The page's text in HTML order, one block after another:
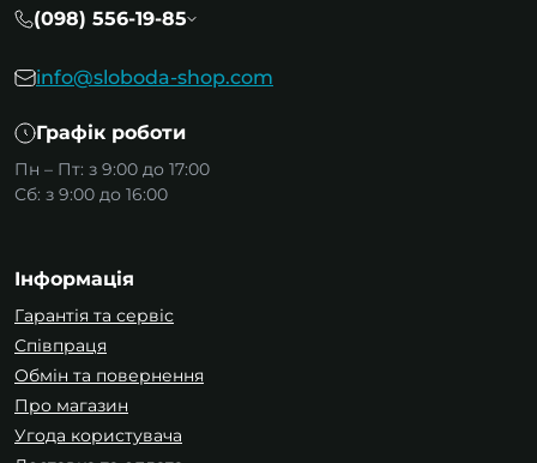
(098) 556-19-85
info@sloboda-shop.com
Графік роботи
Пн – Пт: з 9:00 до 17:00
Сб: з 9:00 до 16:00
Інформація
Гарантія та сервіс
Співпраця
Обмін та повернення
Про магазин
Угода користувача